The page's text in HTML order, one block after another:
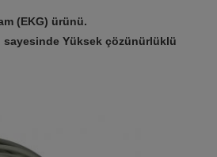
(EKG) ürünü.
sayesinde Yüksek çözünürlüklü